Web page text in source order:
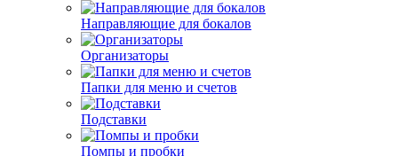
Направляющие для бокалов
Организаторы
Папки для меню и счетов
Подставки
Помпы и пробки